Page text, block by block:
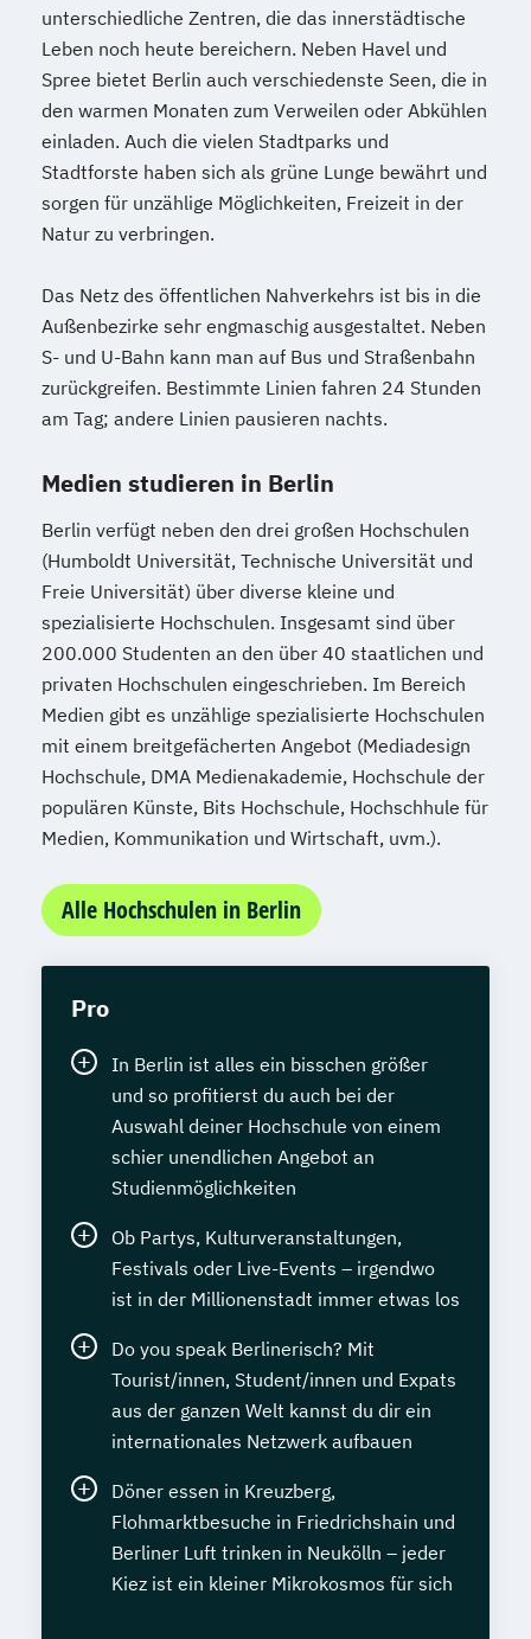
unterschiedliche Zentren, die das innerstädtische
Leben noch heute bereichern. Neben Havel und
Spree bietet Berlin auch verschiedenste Seen, die in
den warmen Monaten zum Verweilen oder Abkühlen
einladen. Auch die vielen Stadtparks und
Stadtforste haben sich als grüne Lunge bewährt und
sorgen für unzählige Möglichkeiten, Freizeit in der
Natur zu verbringen.
Das Netz des öffentlichen Nahverkehrs ist bis in die
Außenbezirke sehr engmaschig ausgestaltet. Neben
S- und U-Bahn kann man auf Bus und Straßenbahn
zurückgreifen. Bestimmte Linien fahren 24 Stunden
am Tag; andere Linien pausieren nachts.
Medien studieren in Berlin
Berlin verfügt neben den drei großen Hochschulen
(Humboldt Universität, Technische Universität und
Freie Universität) über diverse kleine und
spezialisierte Hochschulen. Insgesamt sind über
200.000 Studenten an den über 40 staatlichen und
privaten Hochschulen eingeschrieben. Im Bereich
Medien gibt es unzählige spezialisierte Hochschulen
mit einem breitgefächerten Angebot (Mediadesign
Hochschule, DMA Medienakademie, Hochschule der
populären Künste, Bits Hochschule, Hochschhule für
Medien, Kommunikation und Wirtschaft, uvm.).
Alle Hochschulen in Berlin
Pro
In Berlin ist alles ein bisschen größer
und so profitierst du auch bei der
Auswahl deiner Hochschule von einem
schier unendlichen Angebot an
Studienmöglichkeiten
Ob Partys, Kulturveranstaltungen,
Festivals oder Live-Events – irgendwo
ist in der Millionenstadt immer etwas los
Do you speak Berlinerisch? Mit
Tourist/innen, Student/innen und Expats
aus der ganzen Welt kannst du dir ein
internationales Netzwerk aufbauen
Döner essen in Kreuzberg,
Flohmarktbesuche in Friedrichshain und
Berliner Luft trinken in Neukölln – jeder
Kiez ist ein kleiner Mikrokosmos für sich